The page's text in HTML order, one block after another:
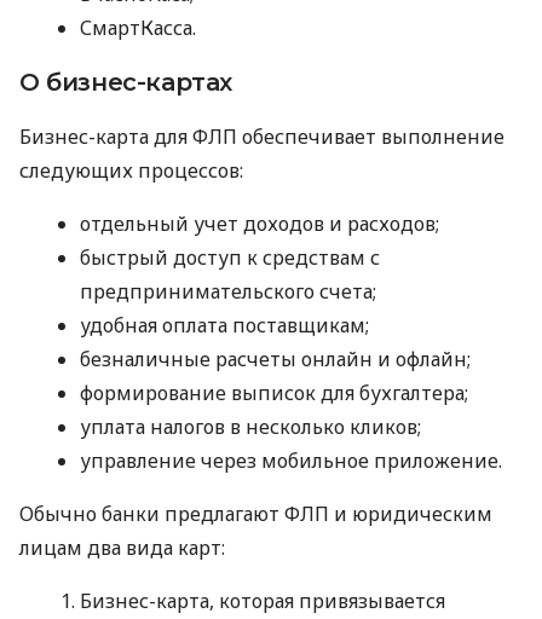
СмартКасса.
О бизнес-картах
Бизнес-карта для ФЛП обеспечивает выполнение
следующих процессов:
отдельный учет доходов и расходов;
быстрый доступ к средствам с
предпринимательского счета;
удобная оплата поставщикам;
безналичные расчеты онлайн и офлайн;
формирование выписок для бухгалтера;
уплата налогов в несколько кликов;
управление через мобильное приложение.
Обычно банки предлагают ФЛП и юридическим
лицам два вида карт:
Бизнес-карта, которая привязывается